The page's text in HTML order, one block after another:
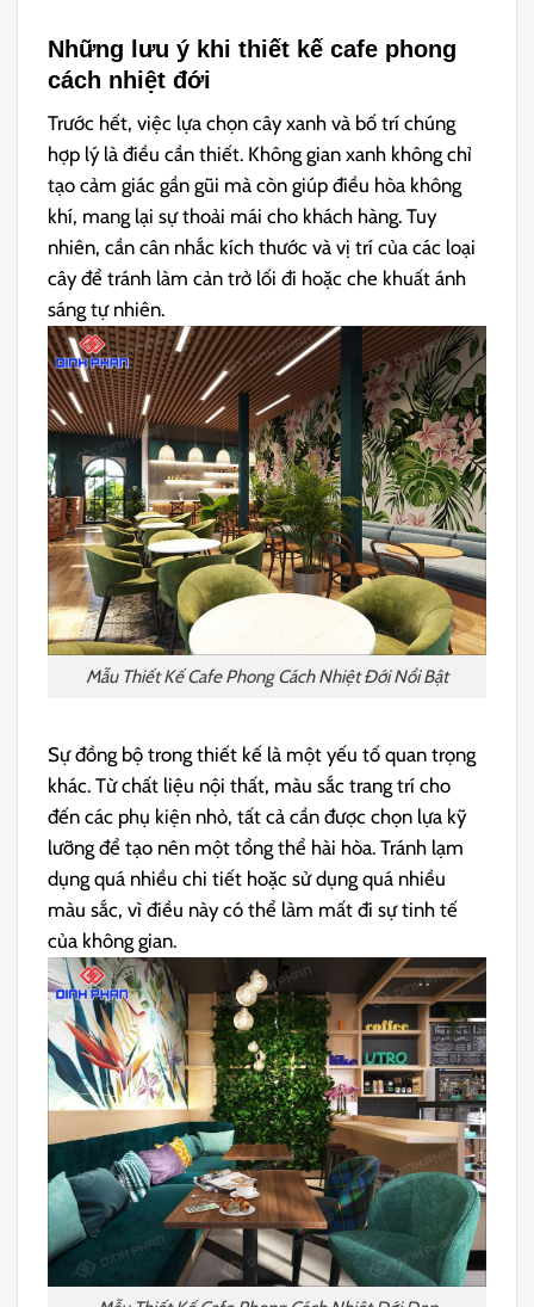
Những lưu ý khi thiết kế cafe phong
cách nhiệt đới
Trước hết, việc lựa chọn cây xanh và bố trí chúng
hợp lý là điều cần thiết. Không gian xanh không chỉ
tạo cảm giác gần gũi mà còn giúp điều hòa không
khí, mang lại sự thoải mái cho khách hàng. Tuy
nhiên, cần cân nhắc kích thước và vị trí của các loại
cây để tránh làm cản trở lối đi hoặc che khuất ánh
sáng tự nhiên.
Mẫu Thiết Kế Cafe Phong Cách Nhiệt Đới Nổi Bật
Sự đồng bộ trong thiết kế là một yếu tố quan trọng
khác. Từ chất liệu nội thất, màu sắc trang trí cho
đến các phụ kiện nhỏ, tất cả cần được chọn lựa kỹ
lưỡng để tạo nên một tổng thể hài hòa. Tránh lạm
dụng quá nhiều chi tiết hoặc sử dụng quá nhiều
màu sắc, vì điều này có thể làm mất đi sự tinh tế
của không gian.